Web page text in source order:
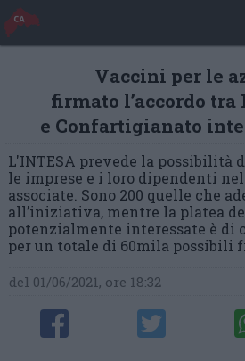
Vaccini per le
firmato l’accordo tra
e Confartigianato
L'INTESA prevede la possibilità
le imprese e i loro dipendenti
associate. Sono 200 quelle che
all’iniziativa, mentre la platea
potenzialmente interessate è di
per un totale di 60mila possibili
del 01/06/2021, ore 18:32